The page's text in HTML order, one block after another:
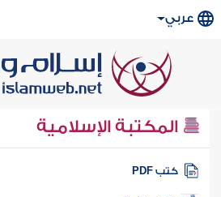
عربي
المكتبة الإسلامية